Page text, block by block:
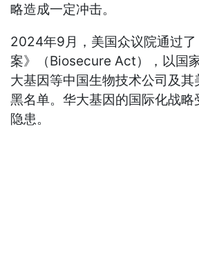
略造成一定冲击。
2024年9月，美国众议院通过
案》（Biosecure Act），以国
大基因等中国生物技术公司及其
黑名单。华大基因的国际化战略
隐患。